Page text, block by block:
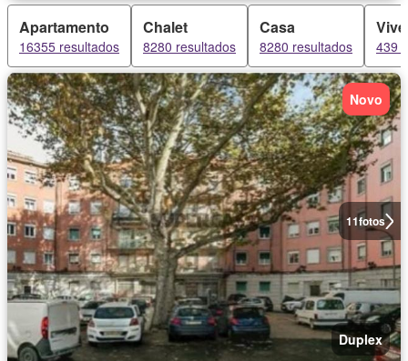
Apartamento
16355 resultados
Chalet
8280 resultados
Casa
8280 resultados 439
11fotos
Novo
Duplex